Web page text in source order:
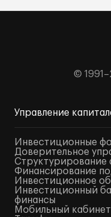
©
Управление
Инвестиционные
Доверительное
Структурирование
Финансирование
Инвестиционное
Инвестиционный
финансы
Мобильный